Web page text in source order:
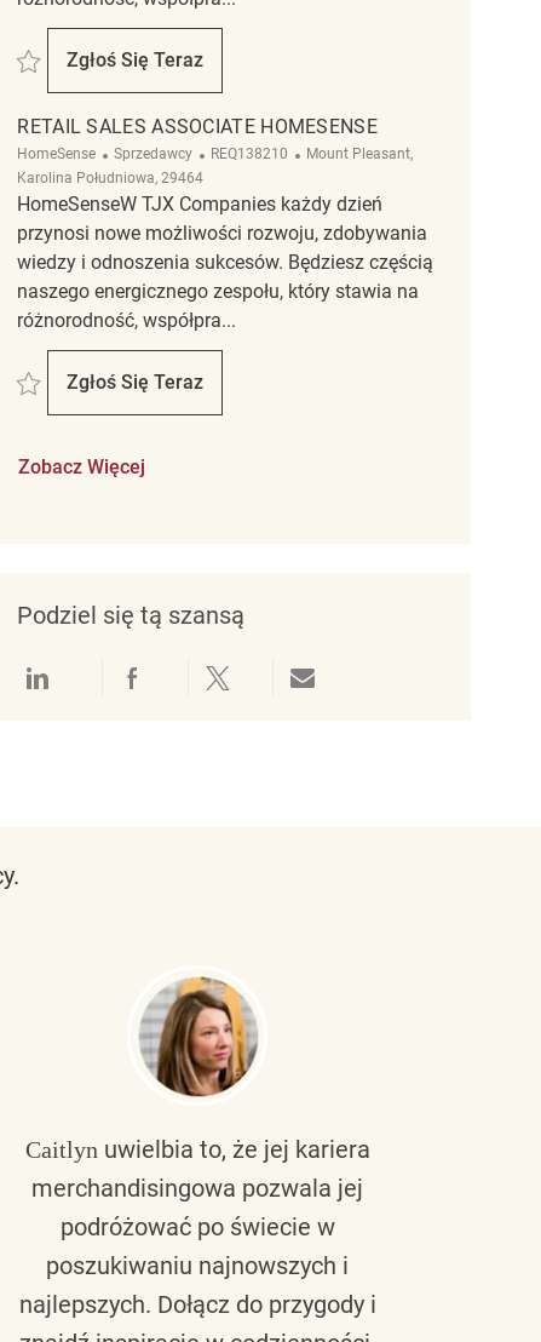
Zapisać Homesense | Merchandise Associate REQ141284
Zgłoś Się Teraz
Homesense | Merchandise Associate
RETAIL SALES ASSOCIATE HOMESENSE
HomeSense Kategoria
Sprzedawcy ReqId
REQ138210 Lokalizacja
Mount Pleasant,
Karolina Południowa, 29464
HomeSenseW TJX Companies każdy dzień
przynosi nowe możliwości rozwoju, zdobywania
wiedzy i odnoszenia sukcesów. Będziesz częścią
naszego energicznego zespołu, który stawia na
różnorodność, współpra...
Zapisać Retail Sales Associate Homesense REQ138210
Zgłoś Się Teraz
Retail Sales Associate Homesense
Zobacz Więcej
Podziel się tą szansą
Udostępnianie przez LinkedIn
Udostępnianie przez Facebook
Udostępnij przez Twitter
Udostępnianie przez e-mail
Caitlynuwielbia to, że jej kariera
merchandisingowa pozwala jej
podróżować po świecie w
poszukiwaniu najnowszych i
najlepszych. Dołącz do przygody i